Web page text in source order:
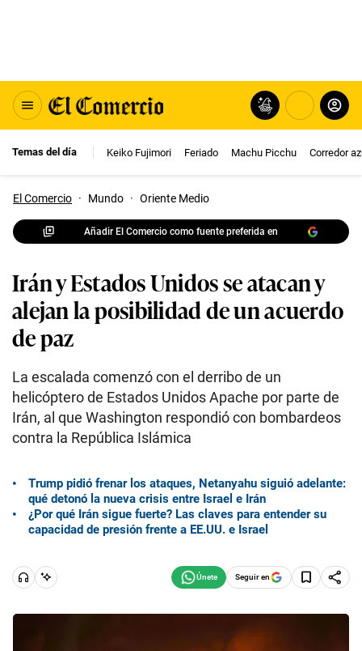
Temas del día Keiko Fujimori Feriado Machu Picchu Corredor
El Comercio · Mundo · Oriente Medio
Añadir El Comercio como fuente preferida en
Irán y Estados Unidos se atacan y
alejan la posibilidad de un acuerdo
de paz
La escalada comenzó con el derribo de un
helicóptero de Estados Unidos Apache por parte de
Irán, al que Washington respondió con bombardeos
contra la República Islámica
Trump pidió frenar los ataques, Netanyahu siguió adelante:
qué detonó la nueva crisis entre Israel e Irán
¿Por qué Irán sigue fuerte? Las claves para entender su
capacidad de presión frente a EE.UU. e Israel
Seguir en